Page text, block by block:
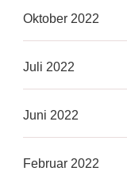
Oktober 2022
Juli 2022
Juni 2022
Februar 2022